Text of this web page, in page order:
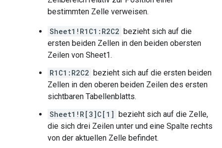
bestimmten Zelle verweisen.
Sheet1!R1C1:R2C2 bezieht sich auf die
ersten beiden Zellen in den beiden obersten
Zeilen von Sheet1.
R1C1:R2C2 bezieht sich auf die ersten beiden
Zellen in den oberen beiden Zeilen des ersten
sichtbaren Tabellenblatts.
Sheet1!R[3]C[1] bezieht sich auf die Zelle,
die sich drei Zeilen unter und eine Spalte rechts
von der aktuellen Zelle befindet.